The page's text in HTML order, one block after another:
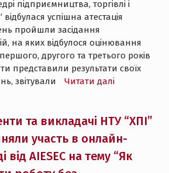
підприємництва, торгівлі і
відбулася успішна атестація
пройшли засідання
на яких відбулося оцінювання
другого та третього років
представили результати своїх
звітували
Читати далі
та викладачі НТУ “ХПІ”
участь в онлайн-
від AIESEC на тему “Як